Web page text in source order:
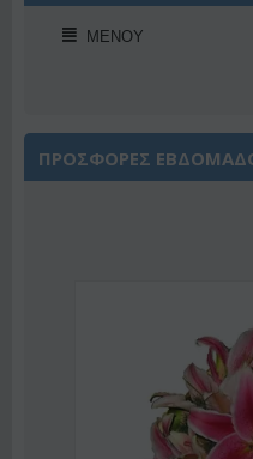
ΜΕΝΟΎ
ΠΡΟΣΦΟΡΕΣ